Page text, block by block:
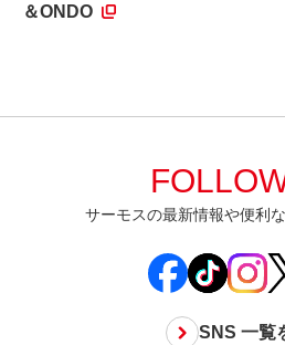
＆ONDO
サーモスの最新情報や便利
SNS 一覧